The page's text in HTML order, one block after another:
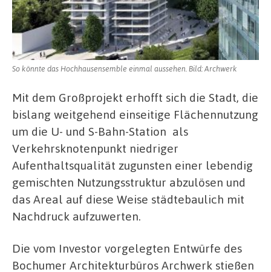
So könnte das Hochhausensemble einmal aussehen. Bild: Archwerk
Mit dem Großprojekt erhofft sich die Stadt, die
bislang weitgehend einseitige Flächennutzung
um die U- und S-Bahn-Station als
Verkehrsknotenpunkt niedriger
Aufenthaltsqualität zugunsten einer lebendig
gemischten Nutzungsstruktur abzulösen und
das Areal auf diese Weise städtebaulich mit
Nachdruck aufzuwerten.
Die vom Investor vorgelegten Entwürfe des
Bochumer Architekturbüros Archwerk stießen